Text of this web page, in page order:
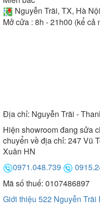
Nguyễn Trãi, TX, Hà Nội
Mở cửa : 8h - 21h00 (kể cả
Địa chỉ: Nguyễn Trãi -
Hiện showroom đang sửa chữa, mọi giao dịch vui lòng
chuyển về địa chỉ: 247 Vũ
Xuân HN
0971.048.739
Mã số thuế: 0107486897
Giới thiệu 522 Nguyễn Trãi